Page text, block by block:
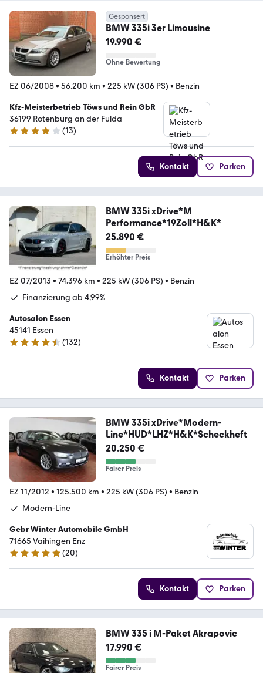
Gesponsert
BMW 335i 3er Limousine
19.990 €
Ohne Bewertung
EZ 06/2008• 56.200 km • 225 kW (306 PS) • Benzin
Kfz-Meisterbetrieb Töws und Rein GbR
36199 Rotenburg an der Fulda
4 Sterne
(13)
Kontakt Parken
BMW 335i xDrive*M
Performance*19Zoll*H&K*
25.890 €
Erhöhter Preis
EZ 07/2013 • 74.396 km • 225 kW (306 PS) • Benzin
Finanzierung ab 4,99%
Autosalon Essen
45141 Essen
4.4 Sterne
(132)
Kontakt Parken
BMW 335i xDrive*Modern-
Line*HUD*LHZ*H&K*Scheckheft
20.250 €
Fairer Preis
EZ 11/2012 • 125.500 km • 225 kW (306 PS) • Benzin
Modern-Line
Gebr Winter Automobile GmbH
71665 Vaihingen Enz
5 Sterne
(20)
Kontakt Parken
BMW 335 i M-Paket Akrapovic
17.990 €
Fairer Preis